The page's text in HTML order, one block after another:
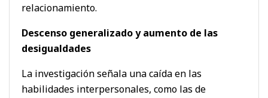
relacionamiento.
Descenso generalizado y aumento de las
desigualdades
La investigación señala una caída en las
habilidades interpersonales, como las de